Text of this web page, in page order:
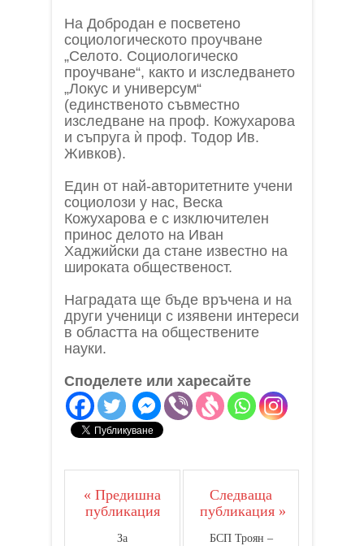
На Добродан е посветено
социологическото проучване
„Селото. Социологическо
проучване“, както и изследването
„Локус и универсум“
(единственото съвместно
изследване на проф. Кожухарова
и съпруга ѝ проф. Тодор Ив.
Живков).
Един от най-авторитетните учени
социолози у нас, Веска
Кожухарова е с изключителен
принос делото на Иван
Хаджийски да стане известно на
широката общественост.
Наградата ще бъде връчена и на
други ученици с изявени интереси
в областта на обществените
науки.
Споделете или харесайте
« Предишна
публикация
За
Следваща
публикация »
БСП Троян –